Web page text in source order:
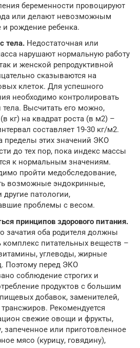
беременности провоцируют
или делают невозможным
рождение ребенка.
тела. Недостаточная или
нарушают нормальную работу
и женской репродуктивной
сказываются на
клеток. Для успешного
необходимо контролировать
Высчитать его можно,
кг) на квадрат роста (в м2) –
составляет 19-30 кг/м2.
пределы этих значений ЭКО
до тех пор, пока индекс массы
к нормальным значениям.
пройти медобследование,
возможные эндокринные,
другие патологии,
проблемы с весом.
принципов здорового питания.
зачатия оба родителя должны
комплекс питательных веществ –
углеводы, жирные
Поэтому перед ЭКО
соблюдение строгих и
продуктов с большим
добавок, заменителей,
Рекомендуется
свежие овощи и фрукты,
запеченное или приготовленное
мясо (курицу, говядину),